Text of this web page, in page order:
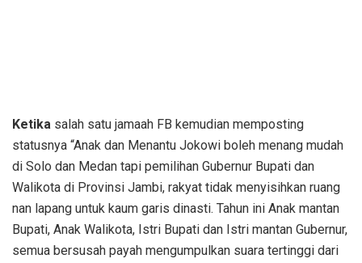
Ketika salah satu jamaah FB kemudian memposting
statusnya “Anak dan Menantu Jokowi boleh menang mudah
di Solo dan Medan tapi pemilihan Gubernur Bupati dan
Walikota di Provinsi Jambi, rakyat tidak menyisihkan ruang
nan lapang untuk kaum garis dinasti. Tahun ini Anak mantan
Bupati, Anak Walikota, Istri Bupati dan Istri mantan Gubernur,
semua bersusah payah mengumpulkan suara tertinggi dari